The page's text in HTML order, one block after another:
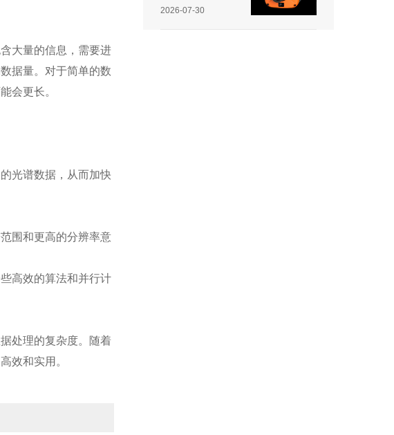
大量的信息，需要进
据量。对于简单的数
会更长。
光谱数据，从而加快
围和更高的分辨率意
高效的算法和并行计
处理的复杂度。随着
效和实用。
光谱分辨率范围多
2026-07-30